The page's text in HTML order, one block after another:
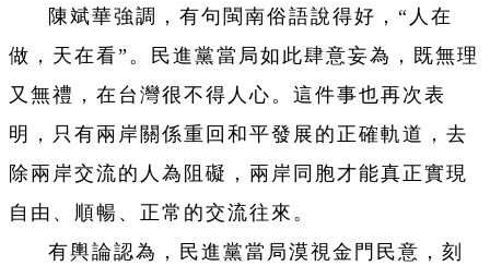
陳斌華強調，有句閩南俗語說得好，“人在
做，天在看”。民進黨當局如此肆意妄為，既無理
又無禮，在台灣很不得人心。這件事也再次表
明，只有兩岸關係重回和平發展的正確軌道，去
除兩岸交流的人為阻礙，兩岸同胞才能真正實現
自由、順暢、正常的交流往來。
有輿論認為，民進黨當局漠視金門民意，刻